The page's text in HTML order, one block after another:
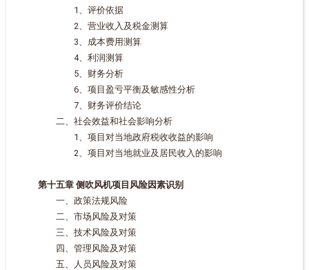
1、评价依据
2、营业收入及税金测算
3、成本费用测算
4、利润测算
5、财务分析
6、项目盈亏平衡及敏感性分析
7、财务评价结论
二、社会效益和社会影响分析
1、项目对当地政府税收收益的影响
2、项目对当地就业及居民收入的影响
第十五章 侧吹风机项目风险因素识别
一、政策法规风险
二、市场风险及对策
三、技术风险及对策
四、管理风险及对策
五、人员风险及对策